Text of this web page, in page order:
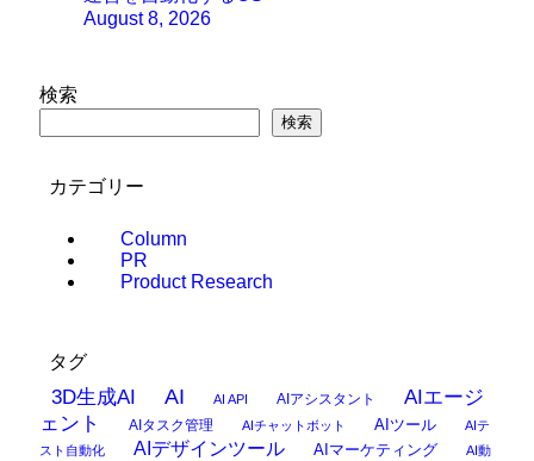
August 8, 2026
検索
検索
カテゴリー
Column
PR
Product Research
タグ
3D生成AI AI AI API AIアシスタント
AIエージ
ェント
AIタスク管理 AIチャットボット AIツール
AIテ
スト自動化
AIデザインツール AIマーケティング AI動